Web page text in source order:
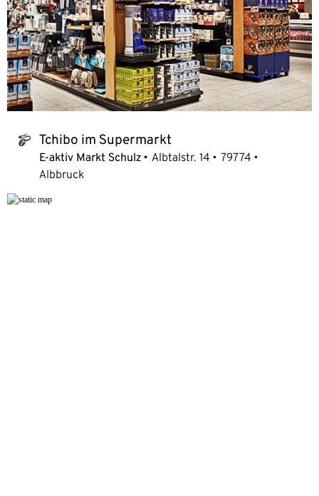
tchibo_logo Tchibo im Supermarkt
E-aktiv Markt Schulz Albtalstr. 14
79774
Albbruck